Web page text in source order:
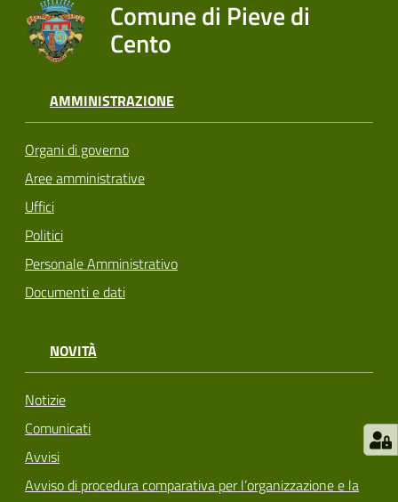
Comune di Pieve di
Cento
AMMINISTRAZIONE
Organi di governo
Aree amministrative
Uffici
Politici
Personale Amministrativo
Documenti e dati
NOVITÀ
Notizie
Comunicati
Avvisi
Avviso di procedura comparativa per l’organizzazione e la